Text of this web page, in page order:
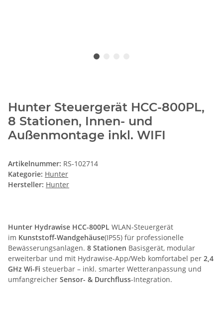
Hunter Steuergerät HCC-800PL,
8 Stationen, Innen- und
Außenmontage inkl. WIFI
Artikelnummer: RS-102714
Kategorie: Hunter
Hersteller: Hunter
Hunter Hydrawise HCC-800PL WLAN-Steuergerät
im Kunststoff-Wandgehäuse(IP55) für professionelle
Bewässerungsanlagen. 8 Stationen Basisgerät, modular
erweiterbar und mit Hydrawise-App/Web komfortabel per 2,4
GHz Wi-Fi steuerbar – inkl. smarter Wetteranpassung und
umfangreicher Sensor- & Durchfluss-Integration.